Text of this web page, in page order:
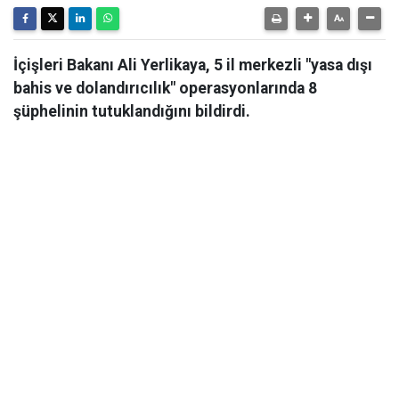
İçişleri Bakanı Ali Yerlikaya, 5 il merkezli "yasa dışı
bahis ve dolandırıcılık" operasyonlarında 8
şüphelinin tutuklandığını bildirdi.